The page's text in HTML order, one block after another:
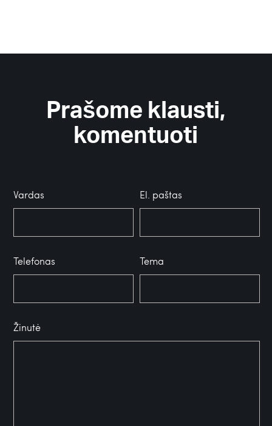
Prašome klausti,
komentuoti
Vardas El. paštas
Telefonas Tema
Žinutė